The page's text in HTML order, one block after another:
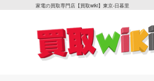
家電の買取専門店【買取wiki】東京-日暮里